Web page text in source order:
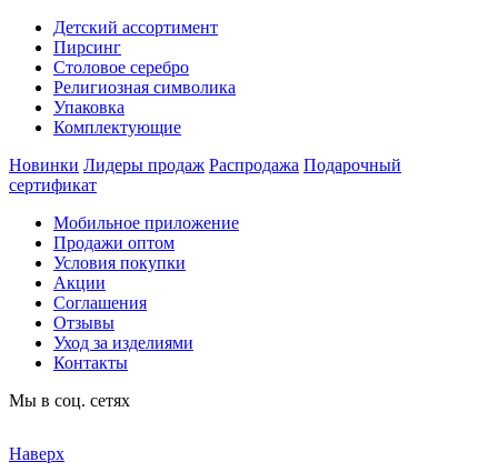
Детский ассортимент
Пирсинг
Столовое серебро
Религиозная символика
Упаковка
Комплектующие
Новинки Лидеры продаж Распродажа Подарочный
сертификат
Мобильное приложение
Продажи оптом
Условия покупки
Акции
Соглашения
Отзывы
Уход за изделиями
Контакты
Мы в соц. сетях
Наверх